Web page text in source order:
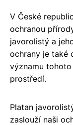
V České
ochranou
javorolistý a
ochrany je také
významu
prostředí.
Platan
zaslouží naši